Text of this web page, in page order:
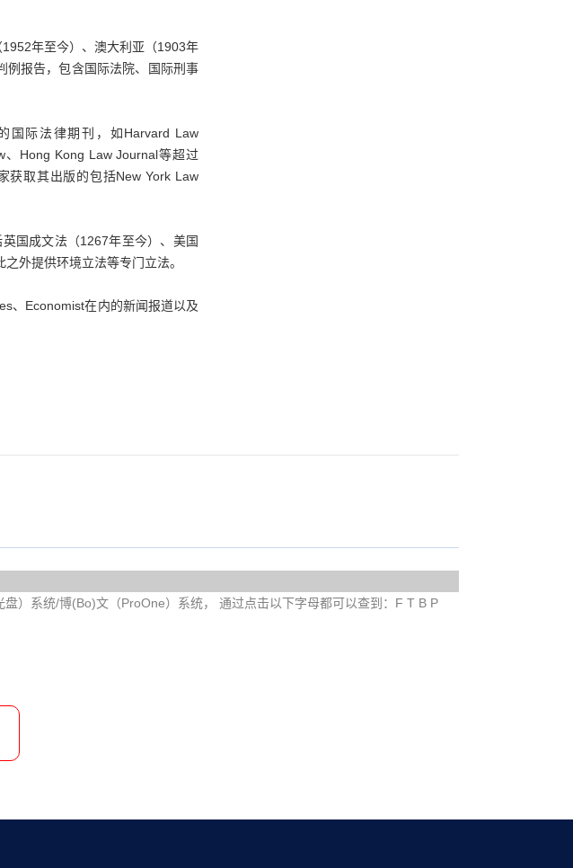
年至今）、澳大利亚（1903年
例报告，包含国际法院、国际刑事
国际法律期刊，如Harvard Law
Hong Kong Law Journal等超过
获取其出版的包括New York Law
国成文法（1267年至今）、美国
外提供环境立法等专门立法。
、Economist在内的新闻报道以及
）系统/博(Bo)文（ProOne）系统， 通过点击以下字母都可以查到：F T B P